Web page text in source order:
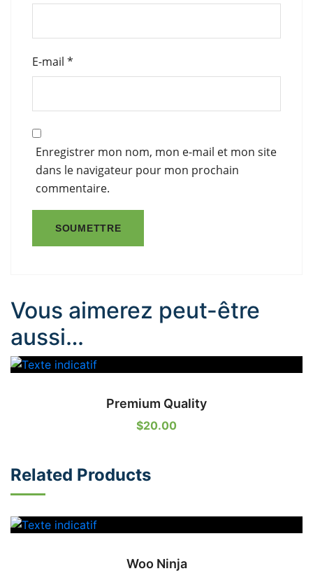
E-mail *
Enregistrer mon nom, mon e-mail et mon site
dans le navigateur pour mon prochain
commentaire.
Vous aimerez peut-être
aussi…
Premium Quality
$20.00
Related Products
Woo Ninja